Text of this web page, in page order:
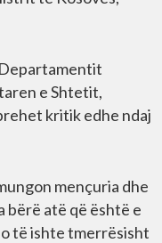
e Shtetit,
kritik edhe ndaj
mençuria dhe
bërë atë që është e
të ishte tmerrësisht